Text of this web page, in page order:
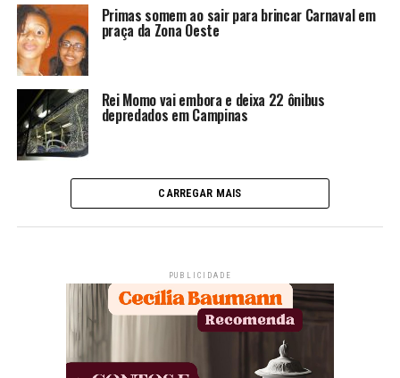
Primas somem ao sair para brincar Carnaval em
praça da Zona Oeste
Rei Momo vai embora e deixa 22 ônibus
depredados em Campinas
CARREGAR MAIS
PUBLICIDADE